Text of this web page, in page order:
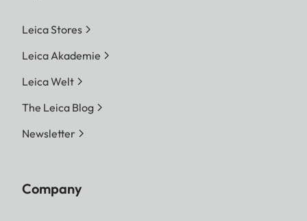
Leica Stores
Leica Akademie
Leica Welt
The Leica Blog
Newsletter
Company